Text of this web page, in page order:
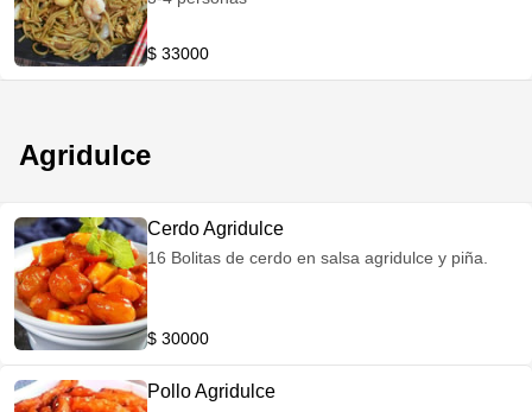
$ 33000
Agridulce
Cerdo Agridulce
16 Bolitas de cerdo en salsa agridulce y piña.
$ 30000
Pollo Agridulce